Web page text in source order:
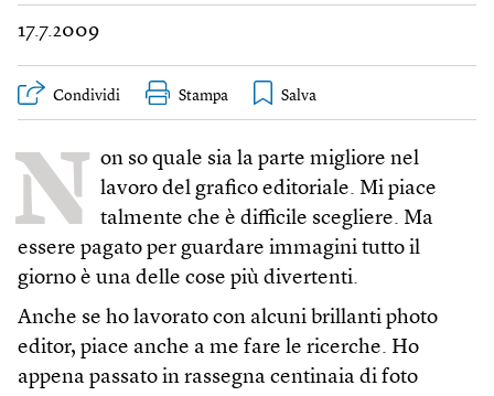
17.7.2009
Condividi Stampa
N on so quale sia la parte migliore nel
lavoro del grafico editoriale. Mi piace
talmente che è difficile scegliere. Ma
essere pagato per guardare immagini tutto il
giorno è una delle cose più divertenti.
Anche se ho lavorato con alcuni brillanti photo
editor, piace anche a me fare le ricerche. Ho
appena passato in rassegna centinaia di foto